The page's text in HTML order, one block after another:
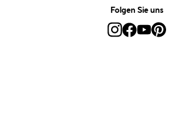
Folgen Sie uns